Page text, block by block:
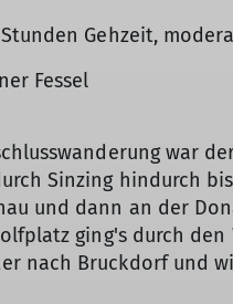
Gehzeit,
Fessel
war
Sinzing hindurch
und dann an der
ging's durch den
nach Bruckdorf und